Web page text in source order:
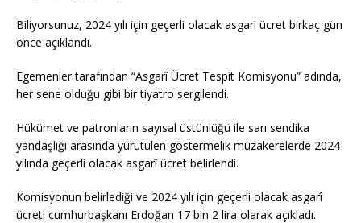
Biliyorsunuz, 2024 yılı için geçerli olacak asgari ücret birkaç gün
önce açıklandı.
Egemenler tarafından “Asgarî Ücret Tespit Komisyonu” adında,
her sene olduğu gibi bir tiyatro sergilendi.
Hükümet ve patronların sayısal üstünlüğü ile sarı sendika
yandaşlığı arasında yürütülen göstermelik müzakerelerde 2024
yılında geçerli olacak asgarî ücret belirlendi.
Komisyonun belirlediği ve 2024 yılı için geçerli olacak asgarî
ücreti cumhurbaşkanı Erdoğan 17 bin 2 lira olarak açıkladı.